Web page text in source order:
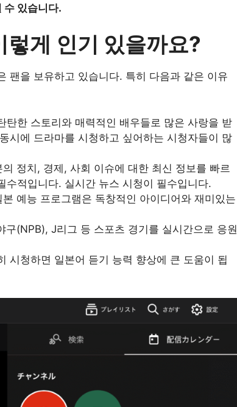
수 있습니다.
렇게 인기 있을까요?
팬을 보유하고 있습니다. 특히 다음과 같은 이유
탄한 스토리와 매력적인 배우들로 많은 사랑을 받
시에 드라마를 시청하고 싶어하는 시청자들이 많
의 정치, 경제, 사회 이슈에 대한 최신 정보를 빠르
적입니다. 실시간 뉴스 시청이 필수입니다.
본 예능 프로그램은 독창적인 아이디어와 재미있는
구(NPB), J리그 등 스포츠 경기를 실시간으로 응원
시청하면 일본어 듣기 능력 향상에 큰 도움이 됩